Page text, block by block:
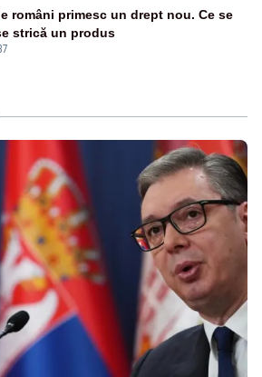
români primesc un drept nou. Ce se
strică un produs